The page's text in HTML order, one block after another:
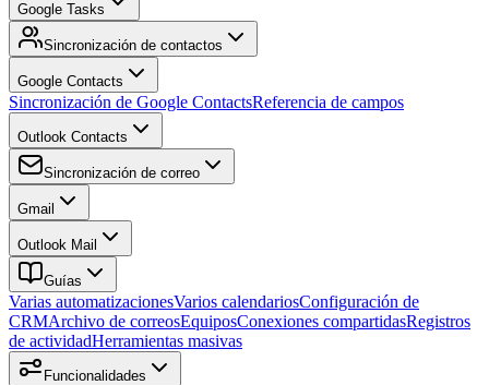
Google Tasks
Sincronización de contactos
Google Contacts
Sincronización de Google ContactsReferencia de campos
Outlook Contacts
Sincronización de correo
Gmail
Outlook Mail
Guías
Varias automatizacionesVarios calendariosConfiguración de
CRMArchivo de correosEquiposConexiones compartidasRegistros
de actividadHerramientas masivas
Funcionalidades